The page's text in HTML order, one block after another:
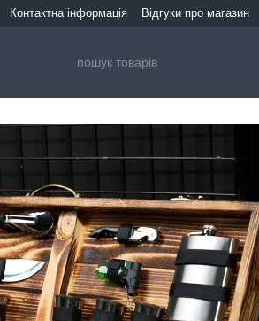
Контактна інформація Відгуки про магазин